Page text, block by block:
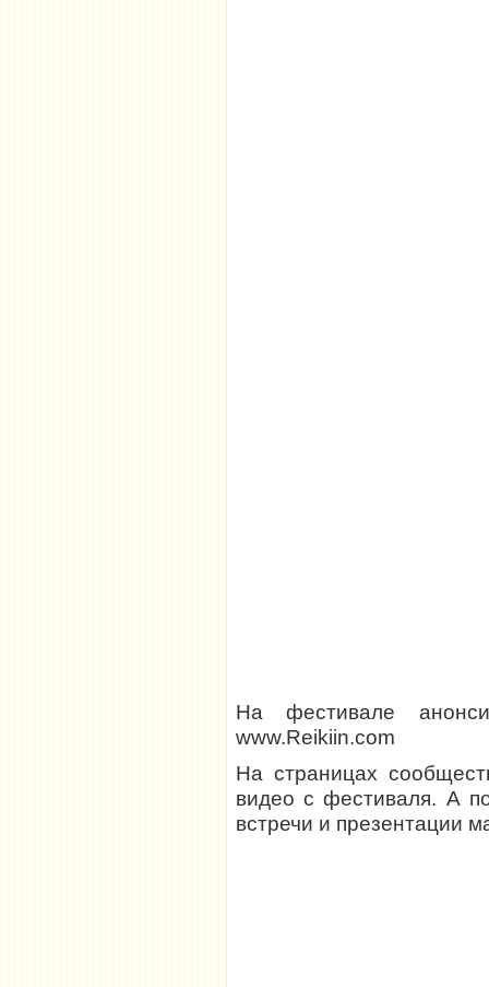
На фестивале
www.Reikiin.com
На страницах
видео с фестиваля. А
встречи и презентации